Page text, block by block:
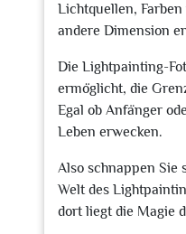
Lichtquellen,
andere Dimension
Die Lightpainting-
ermöglicht, die
Egal ob Anfänger
Leben erwecken.
Also schnappen Sie
Welt des
dort liegt die Magie